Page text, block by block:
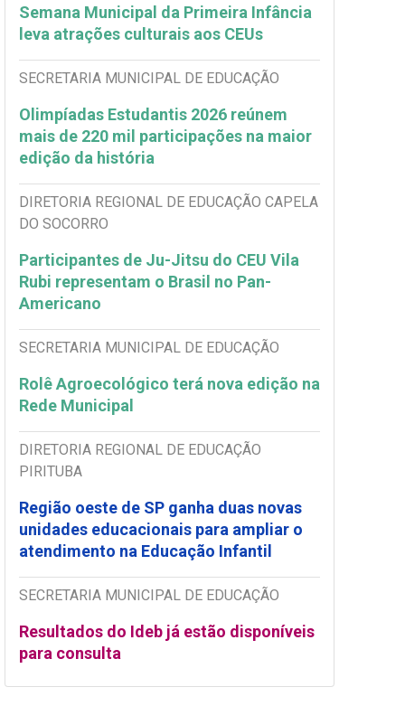
Semana Municipal da Primeira Infância
leva atrações culturais aos CEUs
SECRETARIA MUNICIPAL DE EDUCAÇÃO
Olimpíadas Estudantis 2026 reúnem
mais de 220 mil participações na maior
edição da história
DIRETORIA REGIONAL DE EDUCAÇÃO CAPELA
DO SOCORRO
Participantes de Ju-Jitsu do CEU Vila
Rubi representam o Brasil no Pan-
Americano
SECRETARIA MUNICIPAL DE EDUCAÇÃO
Rolê Agroecológico terá nova edição na
Rede Municipal
DIRETORIA REGIONAL DE EDUCAÇÃO
PIRITUBA
Região oeste de SP ganha duas novas
unidades educacionais para ampliar o
atendimento na Educação Infantil
SECRETARIA MUNICIPAL DE EDUCAÇÃO
Resultados do Ideb já estão disponíveis
para consulta